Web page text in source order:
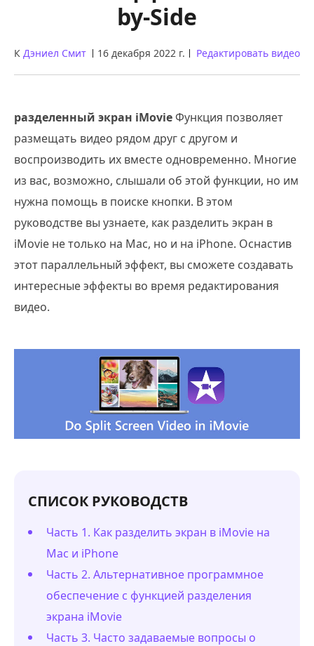
by-Side
К Дэниел Смит 16 декабря 2022 г. Редактировать видео
разделенный экран iMovieФункция позволяет
размещать видео рядом друг с другом и
воспроизводить их вместе одновременно. Многие
из вас, возможно, слышали об этой функции, но им
нужна помощь в поиске кнопки. В этом
руководстве вы узнаете, как разделить экран в
iMovie не только на Mac, но и на iPhone. Оснастив
этот параллельный эффект, вы сможете создавать
интересные эффекты во время редактирования
видео.
СПИСОК РУКОВОДСТВ
Часть 1. Как разделить экран в iMovie на
Mac и iPhone
Часть 2. Альтернативное программное
обеспечение с функцией разделения
экрана iMovie
Часть 3. Часто задаваемые вопросы о